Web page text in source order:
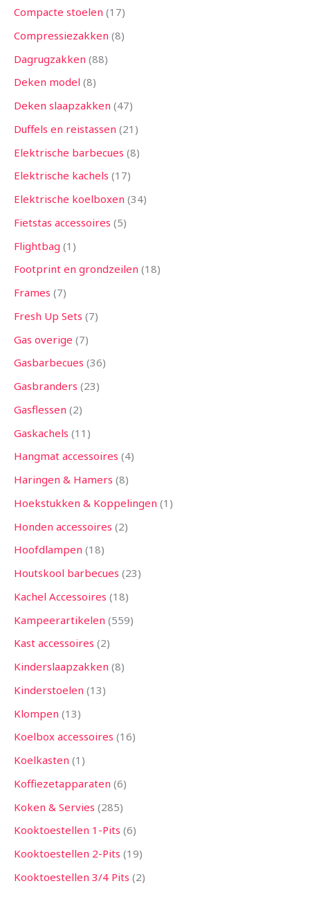
Compacte stoelen 17
Compressiezakken 8
Dagrugzakken 88
Deken model 8
Deken slaapzakken 47
Duffels en reistassen 21
Elektrische barbecues 8
Elektrische kachels 17
Elektrische koelboxen 34
Fietstas accessoires 5
Flightbag 1
Footprint en grondzeilen 18
Frames 7
Fresh Up Sets 7
Gas overige 7
Gasbarbecues 36
Gasbranders 23
Gasflessen 2
Gaskachels 11
Hangmat accessoires 4
Haringen & Hamers 8
Hoekstukken & Koppelingen 1
Honden accessoires 2
Hoofdlampen 18
Houtskool barbecues 23
Kachel Accessoires 18
Kampeerartikelen 559
Kast accessoires 2
Kinderslaapzakken 8
Kinderstoelen 13
Klompen 13
Koelbox accessoires 16
Koelkasten 1
Koffiezetapparaten 6
Koken & Servies 285
Kooktoestellen 1-Pits 6
Kooktoestellen 2-Pits 19
Kooktoestellen 3/4 Pits 2